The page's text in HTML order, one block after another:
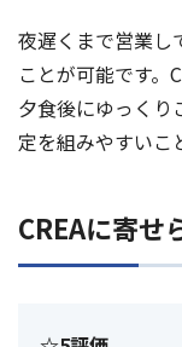
夜遅くまで営業し
ことが可能です。
夕食後にゆっくり
定を組みやすいこ
CREAに寄せ